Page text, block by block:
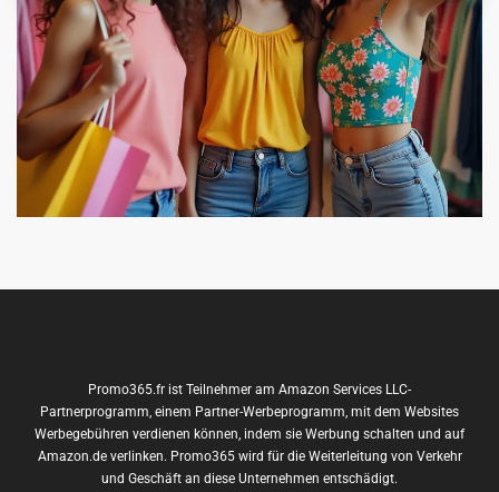
Promo365.fr ist Teilnehmer am Amazon Services LLC-
Partnerprogramm, einem Partner-Werbeprogramm, mit dem Websites
Werbegebühren verdienen können, indem sie Werbung schalten und auf
Amazon.de verlinken. Promo365 wird für die Weiterleitung von Verkehr
und Geschäft an diese Unternehmen entschädigt.